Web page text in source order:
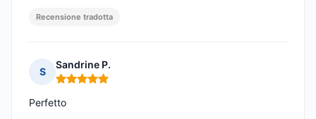
Recensione tradotta
S
Sandrine P.
Nota: 5 su 5
Perfetto